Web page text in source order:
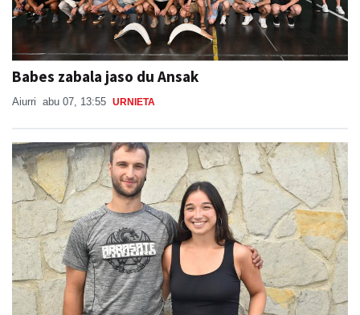
Babes zabala jaso du Ansak
Aiurri abu 07, 13:55 URNIETA